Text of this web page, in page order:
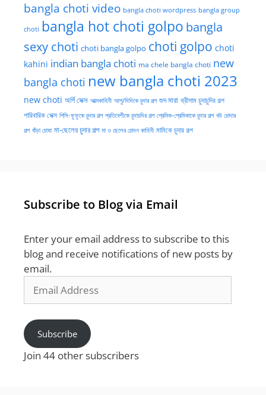
bangla choti video bangla choti wordpress bangla group
choti bangla hot choti golpo bangla
sexy choti choti bangla golpo choti golpo choti
kahini indian bangla choti ma chele bangla choti new
bangla choti new bangla choti 2023
new choti অর্গি সেক্স আত্মকাহিনী আপু/দিদিকে চুদার গল্প গুদ মারা থ্রীসাম চুদাচুদির গল্প
পারিবারিক সেক্স পিসি-ফুফুকে চুদার গল্প প্রতিবেশীকে চুদাচদির গল্প প্রেমিক-প্রেমিকাকে চুদার গল্প বউ চোদার
গল্প বাঁড়া চোষা মা-ছেলের চুদার গল্প মা ও ছেলের চোদন কাহিনী মামিকে চুদার গল্প
Subscribe to Blog via Email
Enter your email address to subscribe to this
blog and receive notifications of new posts by
email.
Address
Subscribe
Join 44 other subscribers